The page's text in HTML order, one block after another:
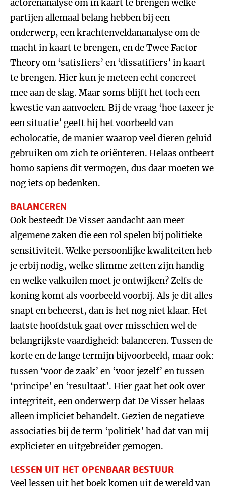
actorenanalyse om in kaart te brengen welke
partijen allemaal belang hebben bij een
onderwerp, een krachtenveldananalyse om de
macht in kaart te brengen, en de Twee Factor
Theory om ‘satisfiers’ en ‘dissatifiers’ in kaart
te brengen. Hier kun je meteen echt concreet
mee aan de slag. Maar soms blijft het toch een
kwestie van aanvoelen. Bij de vraag ‘hoe taxeer je
een situatie’ geeft hij het voorbeeld van
echolocatie, de manier waarop veel dieren geluid
gebruiken om zich te oriënteren. Helaas ontbeert
homo sapiens dit vermogen, dus daar moeten we
nog iets op bedenken.
BALANCEREN
Ook besteedt De Visser aandacht aan meer
algemene zaken die een rol spelen bij politieke
sensitiviteit. Welke persoonlijke kwaliteiten heb
je erbij nodig, welke slimme zetten zijn handig
en welke valkuilen moet je ontwijken? Zelfs de
koning komt als voorbeeld voorbij. Als je dit alles
snapt en beheerst, dan is het nog niet klaar. Het
laatste hoofdstuk gaat over misschien wel de
belangrijkste vaardigheid: balanceren. Tussen de
korte en de lange termijn bijvoorbeeld, maar ook:
tussen ‘voor de zaak’ en ‘voor jezelf’ en tussen
‘principe’ en ‘resultaat’. Hier gaat het ook over
integriteit, een onderwerp dat De Visser helaas
alleen impliciet behandelt. Gezien de negatieve
associaties bij de term ‘politiek’ had dat van mij
explicieter en uitgebreider gemogen.
LESSEN UIT HET OPENBAAR BESTUUR
Veel lessen uit het boek komen uit de wereld van